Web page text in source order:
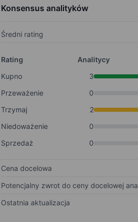
Konsensus analityków
Średni rating
Rating
Analitycy
Kupno
3
Przeważenie
0
Trzymaj
2
Niedoważenie
0
Sprzedaż
0
Cena docelowa
Potencjalny zwrot do ceny docelowej
Ostatnia aktualizacja